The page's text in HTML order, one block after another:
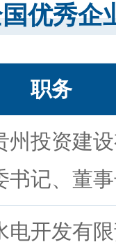
优秀企
职务
州投资建
书记、董
电开发有